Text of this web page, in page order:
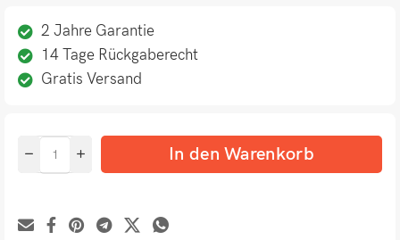
2 Jahre Garantie
14 Tage Rückgaberecht
Gratis Versand
In den Warenkorb